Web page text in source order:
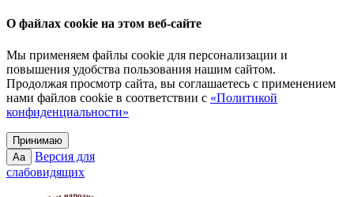
О файлах cookie на этом веб-сайте
Мы применяем файлы cookie для персонализации и
повышения удобства пользования нашим сайтом.
Продолжая просмотр сайта, вы соглашаетесь с применением
нами файлов cookie в соответствии с «Политикой
конфиденциальности»
Принимаю
Aa
Версия для
слабовидящих